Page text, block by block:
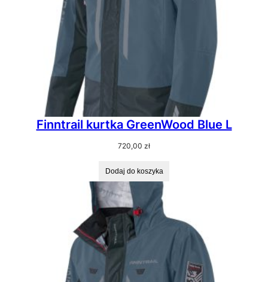
Finntrail kurtka GreenWood Blue L
720,00 zł
Dodaj do koszyka